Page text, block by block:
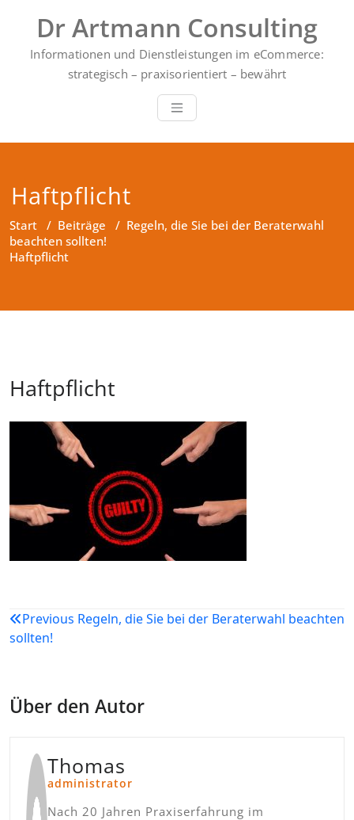
springen
Dr Artmann Consulting
Informationen und Dienstleistungen im eCommerce:
strategisch – praxisorientiert – bewährt
Haftpflicht
Start / Beiträge / Regeln, die Sie bei der Beraterwahl
beachten sollten!
Haftpflicht
Haftpflicht
Beitragsnavigation
Previous Regeln, die Sie bei der Beraterwahl beachten
sollten!
Über den Autor
Thomas
administrator
Nach 20 Jahren Praxiserfahrung im